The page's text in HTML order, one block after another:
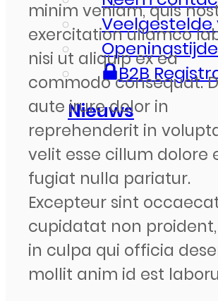
B2B
Nieuws
minim veniam, quis
exercitation ullamco
nisi ut aliquip ex ea
commodo consequat.
aute irure dolor in
reprehenderit in
velit esse cillum dolore
fugiat nulla pariatur.
Excepteur sint
cupidatat non
in culpa qui officia
mollit anim id est